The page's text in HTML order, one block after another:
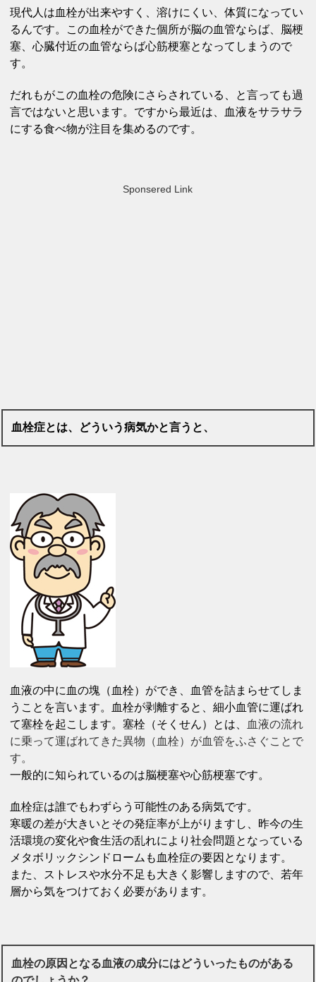
現代人は血栓が出来やすく、溶けにくい、体質になってい
るんです。この血栓ができた個所が脳の血管ならば、脳梗
塞、心臓付近の血管ならば心筋梗塞となってしまうので
す。
だれもがこの血栓の危険にさらされている、と言っても過
言ではないと思います。ですから最近は、血液をサラサラ
にする食べ物が注目を集めるのです。
Sponsered Link
血栓症とは、どういう病気かと言うと、
血液の中に血の塊（血栓）ができ、血管を詰まらせてしま
うことを言います。血栓が剥離すると、細小血管に運ばれ
て塞栓を起こします。塞栓（そくせん）とは、 血液の流れ
に乗って運ばれてきた異物（血栓）が血管をふさぐことで
す。
一般的に知られているのは脳梗塞や心筋梗塞です。
血栓症は誰でもわずらう可能性のある病気です。
寒暖の差が大きいとその発症率が上がりますし、昨今の生
活環境の変化や食生活の乱れにより社会問題となっている
メタボリックシンドロームも血栓症の要因となります。
また、ストレスや水分不足も大きく影響しますので、若年
層から気をつけておく必要があります。
血栓の原因となる血液の成分にはどういったものがある